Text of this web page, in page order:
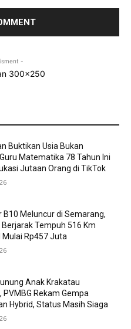
-
Buktikan Usia Bukan
Matematika 78 Tahun Ini
Jutaan Orang di TikTok
B10 Meluncur di Semarang,
Berjarak Tempuh 516 Km
Mulai Rp457 Juta
Anak Krakatau
PVMBG Rekam Gempa
Hybrid, Status Masih Siaga